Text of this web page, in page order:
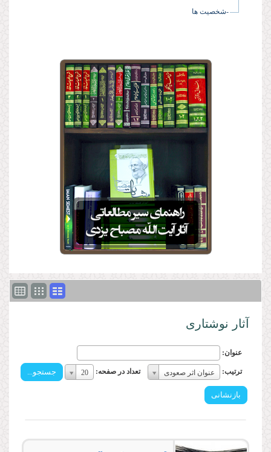
-شخصیت ها
آثار نوشتاری
عنوان:
ترتیب: عنوان اثر صعودی
ترتیب:
تعداد در صفحه: 20
تعداد
در